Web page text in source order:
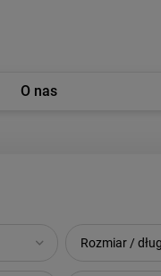
O nas
Rozmiar /